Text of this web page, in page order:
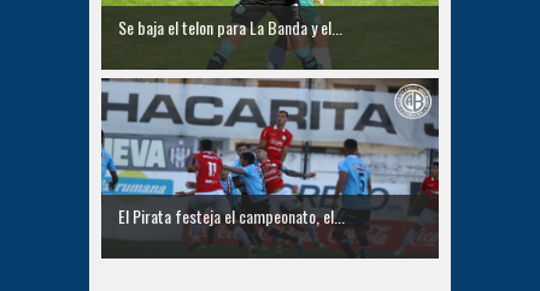
Se baja el telon para La Banda y el...
El Pirata festeja el campeonato, el...